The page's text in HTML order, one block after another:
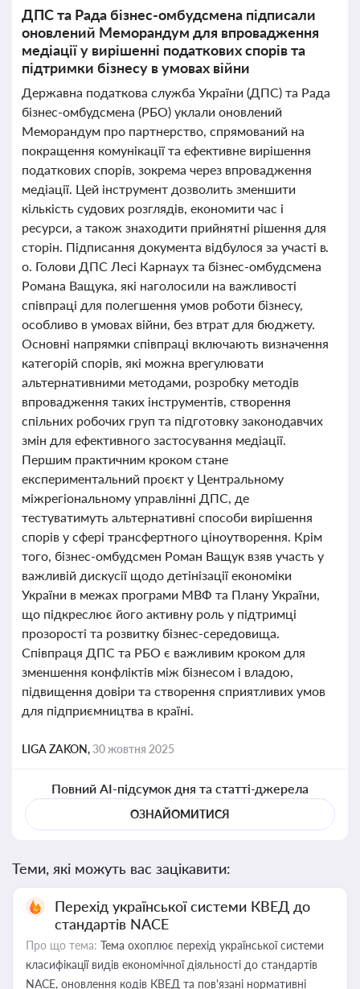
ДПС та Рада бізнес-омбудсмена підписали
оновлений Меморандум для впровадження
медіації у вирішенні податкових спорів та
підтримки бізнесу в умовах війни
Державна податкова служба України (ДПС) та Рада
бізнес-омбудсмена (РБО) уклали оновлений
Меморандум про партнерство, спрямований на
покращення комунікації та ефективне вирішення
податкових спорів, зокрема через впровадження
медіації. Цей інструмент дозволить зменшити
кількість судових розглядів, економити час і
ресурси, а також знаходити прийнятні рішення для
сторін. Підписання документа відбулося за участі в.
о. Голови ДПС Лесі Карнаух та бізнес-омбудсмена
Романа Ващука, які наголосили на важливості
співпраці для полегшення умов роботи бізнесу,
особливо в умовах війни, без втрат для бюджету.
Основні напрямки співпраці включають визначення
категорій спорів, які можна врегулювати
альтернативними методами, розробку методів
впровадження таких інструментів, створення
спільних робочих груп та підготовку законодавчих
змін для ефективного застосування медіації.
Першим практичним кроком стане
експериментальний проєкт у Центральному
міжрегіональному управлінні ДПС, де
тестуватимуть альтернативні способи вирішення
спорів у сфері трансфертного ціноутворення. Крім
того, бізнес-омбудсмен Роман Ващук взяв участь у
важливій дискусії щодо детінізації економіки
України в межах програми МВФ та Плану України,
що підкреслює його активну роль у підтримці
прозорості та розвитку бізнес-середовища.
Співпраця ДПС та РБО є важливим кроком для
зменшення конфліктів між бізнесом і владою,
підвищення довіри та створення сприятливих умов
для підприємництва в країні.
LIGA ZAKON,30 жовтня 2025
Повний AI-підсумок дня та статті-джерела
ОЗНАЙОМИТИСЯ
Теми, які можуть вас зацікавити:
Перехід української системи КВЕД до
стандартів NACE
Про що тема: Тема охоплює перехід української системи
класифікації видів економічної діяльності до стандартів
NACE, оновлення кодів КВЕД та пов'язані нормативні